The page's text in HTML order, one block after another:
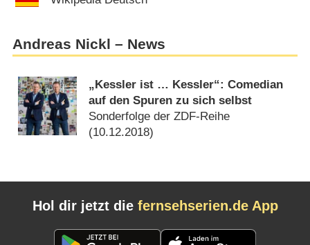
Andreas Nickl – News
„Kessler ist … Kessler“: Comedian
auf den Spuren zu sich selbst
Sonderfolge der ZDF-Reihe
(10.12.2018)
Hol dir jetzt die fernsehserien.de App